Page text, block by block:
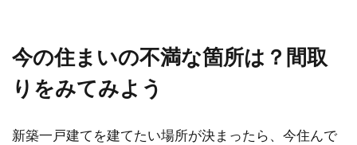
を目...
二世帯住宅でも完全分離型なら後悔
今の住まいの不満な箇所は？間取
りをみてみよう
新築一戸建てを建てたい場所が決まったら、今住んで